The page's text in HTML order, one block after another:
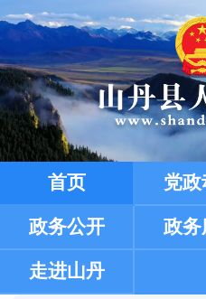
首页 党
政务公开 政务
走进山丹